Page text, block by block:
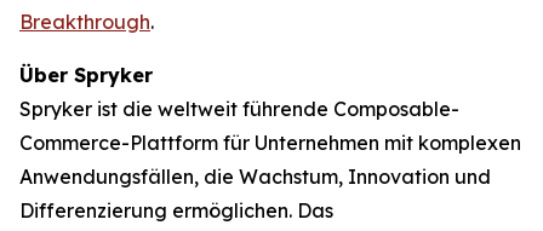
Breakthrough.
Über Spryker
Spryker ist die weltweit führende Composable-
Commerce-Plattform für Unternehmen mit komplexen
Anwendungsfällen, die Wachstum, Innovation und
Differenzierung ermöglichen. Das